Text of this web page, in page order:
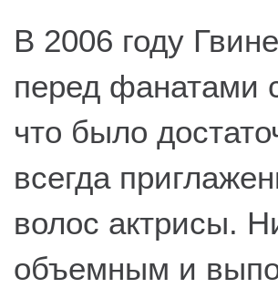
В 2006 году
перед фанатами
что было
всегда
волос актрисы.
объемным и